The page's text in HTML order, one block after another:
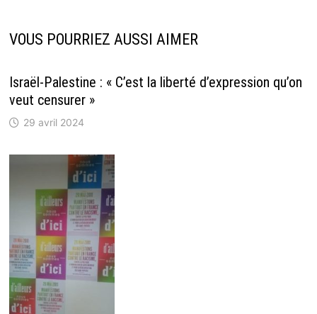
VOUS POURRIEZ AUSSI AIMER
Israël-Palestine : « C’est la liberté d’expression qu’on
veut censurer »
29 avril 2024